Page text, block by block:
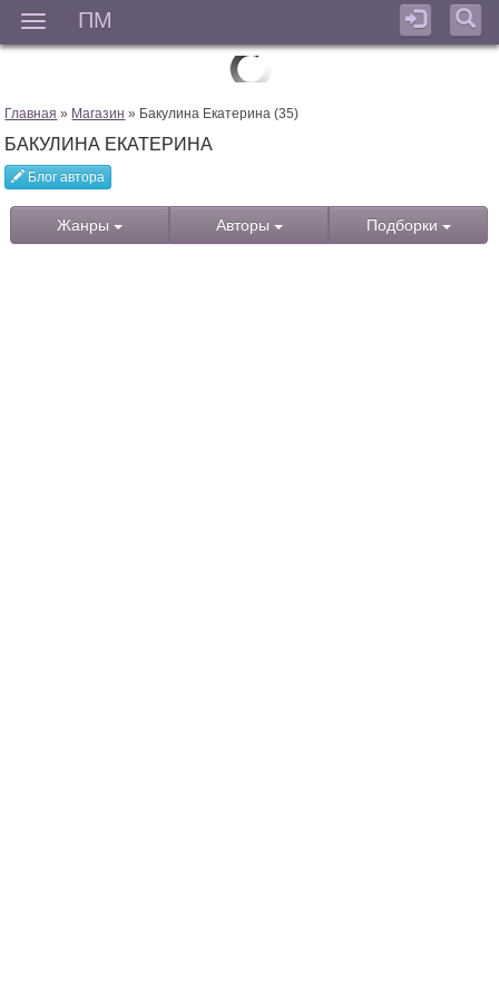
ПМ
Главная » Магазин » Бакулина Екатерина (35)
БАКУЛИНА ЕКАТЕРИНА
Блог автора
Жанры Авторы Подборки